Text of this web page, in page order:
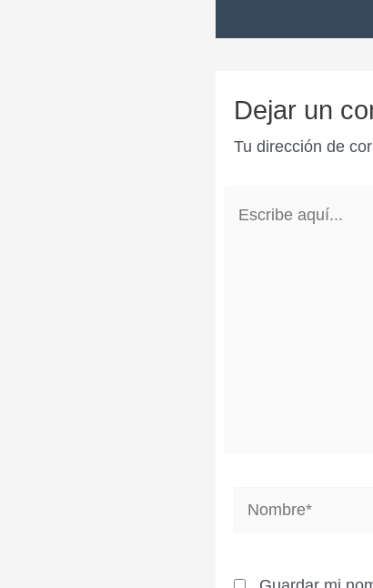
Dejar un
Tu dirección de
Nombre*